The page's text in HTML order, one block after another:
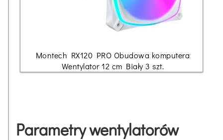
Montech RX120 PRO Obudowa komputera
Wentylator 12 cm Biały 3 szt.
Parametry wentylatorów